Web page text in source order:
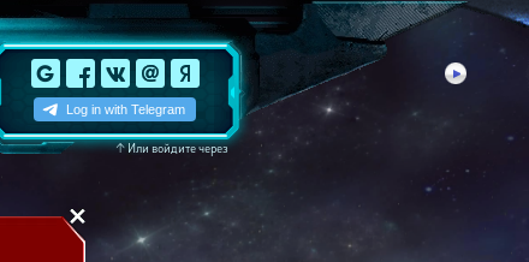
↑Или войдите через